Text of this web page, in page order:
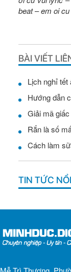
beat–em oi
BÀI VIẾT
Lịch nghỉ
Hướng dẫn
Giải mã
Rắn là số
Cách làm
TIN TỨC